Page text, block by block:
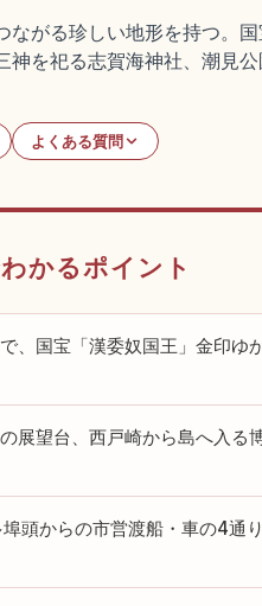
がる珍しい地形を持つ。
を祀る志賀海神社、潮見
よくある質問
かるポイント
、国宝「漢委奴国王」金印ゆ
展望台、西戸崎から島へ入る
頭からの市営渡船・車の4通